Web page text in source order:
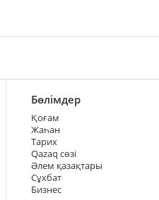
Бөлімдер
Қоғам
Жаһан
Тарих
Qazaq сөзі
Әлем қазақтары
Сұхбат
Бизнес